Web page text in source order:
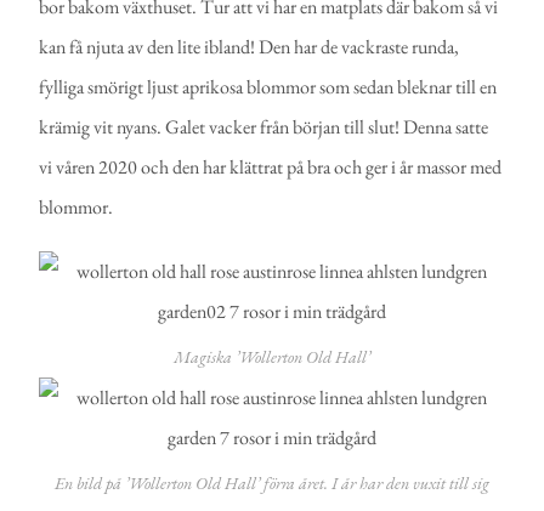
bor bakom växthuset. Tur att vi har en matplats där bakom så vi
kan få njuta av den lite ibland! Den har de vackraste runda,
fylliga smörigt ljust aprikosa blommor som sedan bleknar till en
krämig vitnyans. Galet vacker från början till slut! Denna satte
vi våren 2020 och den har klättrat på bra och ger i år massor med
blommor.
Magiska ’Wollerton Old Hall’
En bild på ’Wollerton Old Hall’ förra året. I år har den vuxit till sig